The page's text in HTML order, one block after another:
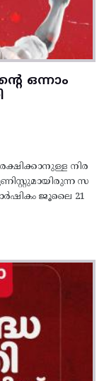
ഒന്നാം
നിര
സ
ജൂലൈ 21